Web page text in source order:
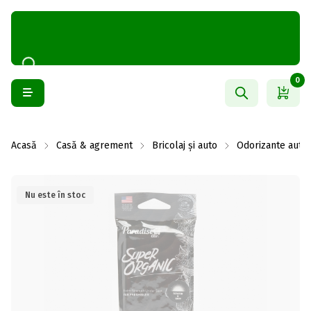
0
Acasă Casă & agrement Bricolaj și auto Odorizante auto
Nu este în stoc